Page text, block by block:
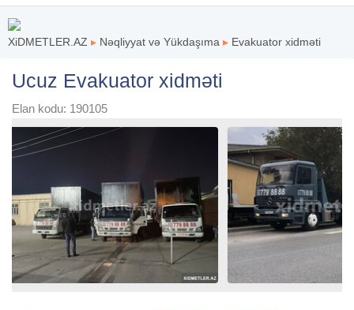
XiDMETLER.AZ ▸ Nəqliyyat və Yükdaşıma ▸ Evakuator xidməti
Ucuz Evakuator xidməti
Elan kodu: 190105